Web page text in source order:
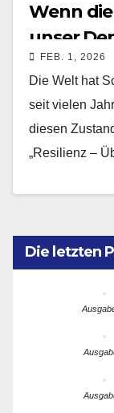
Wenn
unser
FEB. 1, 2026
Die Welt hat
seit vielen
diesen
„Resilienz –
Die letzten